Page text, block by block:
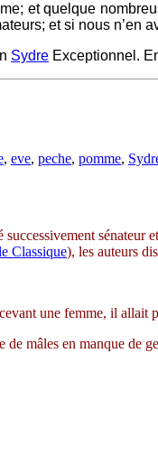
et quelque
et si nous n’en
Sydre Exceptionnel.
, eve, peche, pomme,
successivement sénateur
Classique), les auteurs
une femme, il allait
mâles en manque de